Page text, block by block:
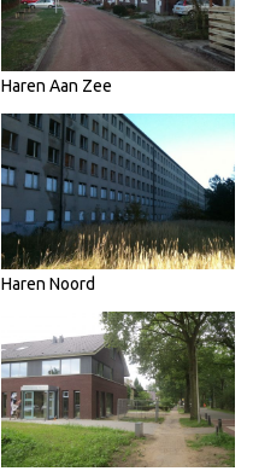
Haren Aan Zee
Haren Noord